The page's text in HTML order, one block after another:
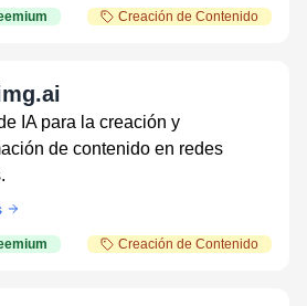
Creación de Contenido
IA para la creación y
de contenido en redes
Creación de Contenido